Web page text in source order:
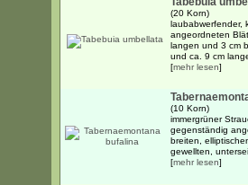
(20 Korn)
laubabwerfender,
angeordneten
langen und 3 cm
und ca. 9 cm
[mehr lesen]
(10 Korn)
immergrüner
gegenständig
breiten,
gewellten,
[mehr lesen]